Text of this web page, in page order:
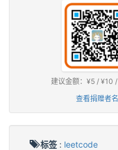
建议金额：¥5 / ¥10
查看捐赠者
标签 : leetcode